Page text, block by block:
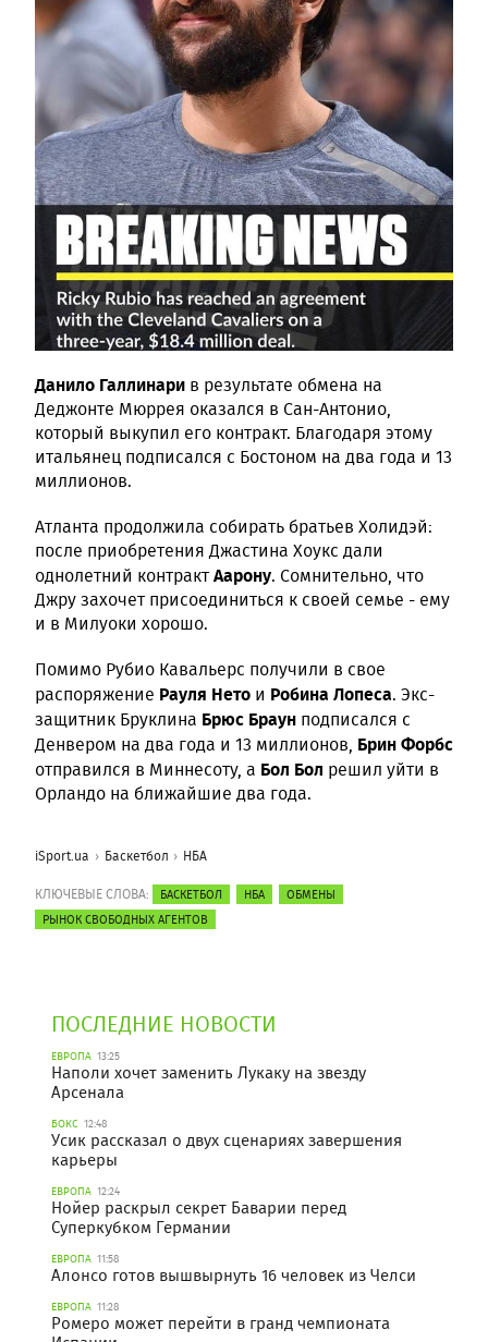
Данило Галлинари в результате обмена на
Деджонте Мюррея оказался в Сан-Антонио,
который выкупил его контракт. Благодаря этому
итальянец подписался с Бостоном на два года и 13
миллионов.
Атланта продолжила собирать братьев Холидэй:
после приобретения Джастина Хоукс дали
однолетний контрактАарону. Сомнительно, что
Джру захочет присоединиться к своей семье - ему
и в Милуоки хорошо.
Помимо Рубио Кавальерс получили в свое
распоряжение Рауля Нето и Робина Лопеса. Экс-
защитник Бруклина Брюс Браун подписался с
Денвером на два года и 13 миллионов, Брин Форбс
отправился в Миннесоту, а Бол Бол решил уйти в
Орландо на ближайшие два года.
iSport.ua Баскетбол НБА
КЛЮЧЕВЫЕ СЛОВА: БАСКЕТБОЛ НБА
ОБМЕНЫ
РЫНОК СВОБОДНЫХ АГЕНТОВ
ПОСЛЕДНИЕ НОВОСТИ
ЕВРОПА 13:25
Наполи хочет заменить Лукаку на звезду
Арсенала
БОКС 12:48
Усик рассказал о двух сценариях завершения
карьеры
ЕВРОПА 12:24
Нойер раскрыл секрет Баварии перед
Суперкубком Германии
ЕВРОПА 11:58
Алонсо готов вышвырнуть 16 человек из Челси
ЕВРОПА 11:28
Ромеро может перейти в гранд чемпионата